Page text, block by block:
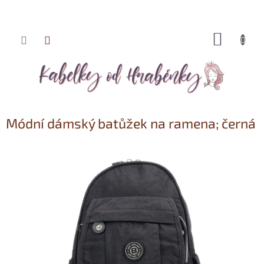
Přejít
Módní dámský batůžek na ramena; černá